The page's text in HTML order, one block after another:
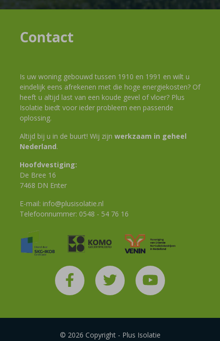
Contact
Is uw woning gebouwd tussen 1910 en 1991 en wilt u
eindelijk eens afrekenen met die hoge energiekosten? Of
heeft u altijd last van een koude gevel of vloer? Plus
Isolatie biedt voor ieder probleem een passende
oplossing.
Altijd bij u in de buurt! Wij zijn werkzaam in geheel
Nederland.
Hoofdvestiging:
De Bree 16
7468 DN Enter
E-mail: info@plusisolatie.nl
Telefoonnummer: 0548 - 54 76 16
© 2026 Copyright - Plus Isolatie